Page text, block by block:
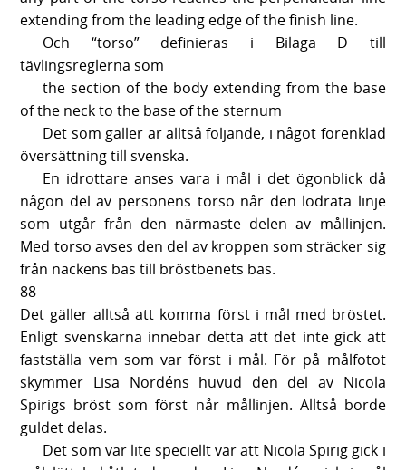
extending from the leading edge of the finish line.
Och “torso” definieras i Bilaga D till
tävlingsreglerna som
the section of the body extending from the base
of the neck to the base of the sternum
Det som gäller är alltså följande, i något förenklad
översättning till svenska.
En idrottare anses vara i mål i det ögonblick då
någon del av personens torso når den lodräta linje
som utgår från den närmaste delen av mållinjen.
Med torso avses den del av kroppen som sträcker sig
från nackens bas till bröstbenets bas.
88
Det gäller alltså att komma först i mål med bröstet.
Enligt svenskarna innebar detta att det inte gick att
fastställa vem som var först i mål. För på målfotot
skymmer Lisa Nordéns huvud den del av Nicola
Spirigs bröst som först når mållinjen. Alltså borde
guldet delas.
Det som var lite speciellt var att Nicola Spirig gick i